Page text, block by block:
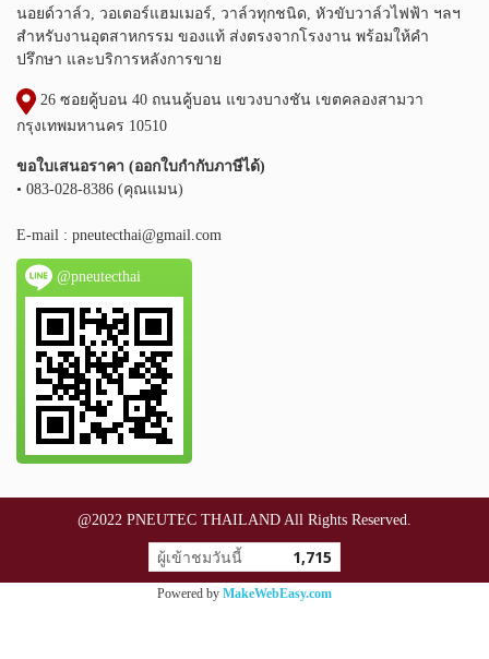
นอยด์วาล์ว, วอเตอร์แฮมเมอร์, วาล์วทุกชนิด, หัวขับวาล์วไฟฟ้า ฯลฯ
สำหรับงานอุตสาหกรรม ของแท้ ส่งตรงจากโรงงาน พร้อมให้คำ
ปรึกษา และบริการหลังการขาย
26 ซอยคู้บอน 40 ถนนคู้บอน แขวงบางชัน เขตคลองสามวา
กรุงเทพมหานคร 10510
ขอใบเสนอราคา (ออกใบกำกับภาษีได้)
• 083-028-8386 (คุณแมน)
E-mail : pneutecthai@gmail.com
@pneutecthai
@2022 PNEUTEC THAILAND All Rights Reserved.
ผู้เข้าชมวันนี้ 1,715
Powered by MakeWebEasy.com